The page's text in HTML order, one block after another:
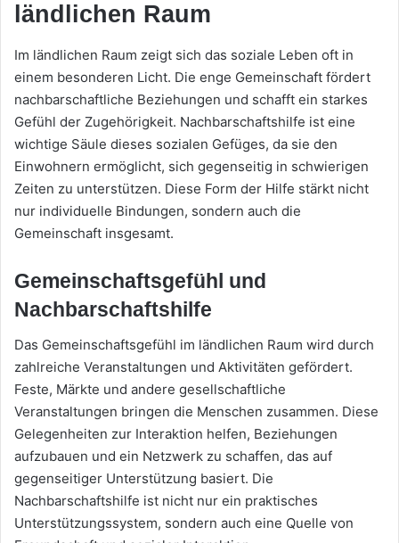
ländlichen Raum
Im ländlichen Raum zeigt sich das soziale Leben oft in
einem besonderen Licht. Die enge Gemeinschaft fördert
nachbarschaftliche Beziehungen und schafft ein starkes
Gefühl der Zugehörigkeit. Nachbarschaftshilfe ist eine
wichtige Säule dieses sozialen Gefüges, da sie den
Einwohnern ermöglicht, sich gegenseitig in schwierigen
Zeiten zu unterstützen. Diese Form der Hilfe stärkt nicht
nur individuelle Bindungen, sondern auch die
Gemeinschaft insgesamt.
Gemeinschaftsgefühl und
Nachbarschaftshilfe
Das Gemeinschaftsgefühl im ländlichen Raum wird durch
zahlreiche Veranstaltungen und Aktivitäten gefördert.
Feste, Märkte und andere gesellschaftliche
Veranstaltungen bringen die Menschen zusammen. Diese
Gelegenheiten zur Interaktion helfen, Beziehungen
aufzubauen und ein Netzwerk zu schaffen, das auf
gegenseitiger Unterstützung basiert. Die
Nachbarschaftshilfe ist nicht nur ein praktisches
Unterstützungssystem, sondern auch eine Quelle von